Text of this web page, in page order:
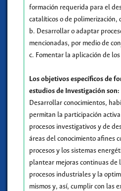
formación requerida para el
catalíticos o de polimerización,
b. Desarrollar o adaptar
mencionadas, por medio de
c. Fomentar la aplicación de
Los objetivos específicos de
estudios de Investigación son:
Desarrollar conocimientos,
permitan la participación
procesos investigativos y de
áreas del conocimiento afines
procesos y los sistemas
plantear mejoras continuas de
procesos industriales y la
mismos y, así, cumplir con las